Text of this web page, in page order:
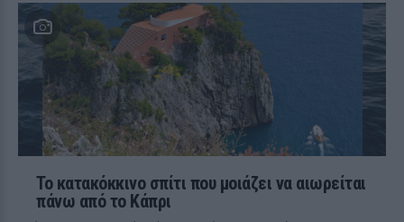
Το κατακόκκινο σπίτι που μοιάζει να αιωρείται
πάνω από το Κάπρι